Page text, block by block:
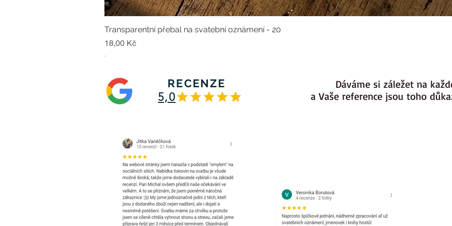
Transparentní přebal na svatební oznámení - 20
Cena
18,00 Kč
.
RECENZE
5,0
Dáváme si záležet na
a Vaše reference jsou toho